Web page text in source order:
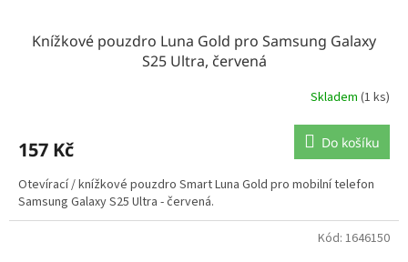
Knížkové pouzdro Luna Gold pro Samsung Galaxy
S25 Ultra, červená
Skladem (1 ks)
157 Kč Do košíku
Otevírací / knížkové pouzdro Smart Luna Gold pro mobilní telefon
Samsung Galaxy S25 Ultra - červená.
Kód: 1646150